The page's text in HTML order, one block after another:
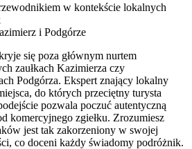
w kontekście lokalnych
i Podgórze
się poza głównym nurtem
zaułkach Kazimierza czy
Podgórza. Ekspert znający lokalny
do których przeciętny turysta
pozwala poczuć autentyczną
komercyjnego zgiełku. Zrozumiesz
jest tak zakorzeniony w swojej
co doceni każdy świadomy podróżnik.